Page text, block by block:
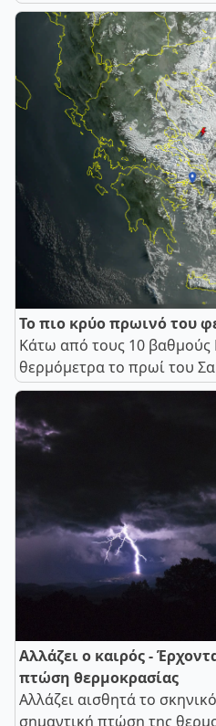
Το πιο κρύο πρωινό του
Κάτω από τους 10 βαθμούς
θερμόμετρα το πρωί του
Αλλάζει ο καιρός -
πτώση θερμοκρασίας
Αλλάζει αισθητά το
σημαντική πτώση της